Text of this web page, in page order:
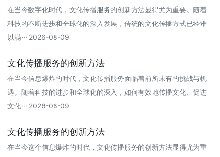
在当今数字化时代，文化传播服务的创新方法显得尤为重要。随着
科技的不断进步和全球化的深入发展，传统的文化传播方式已经难
以满··· 2026-08-09
文化传播服务的创新方法
在当今信息爆炸的时代，文化传播服务面临着前所未有的挑战与机
遇。随着科技的进步和全球化的深入，如何有效地传播文化、促进
文化··· 2026-08-09
文化传播服务的创新方法
在当今这个信息爆炸的时代，文化传播服务的创新方法显得尤为重